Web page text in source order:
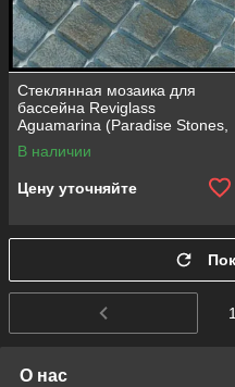
Стеклянная мозаика для
бассейна Reviglass
Aguamarina (Paradise Stones,
цвет - синий-серый)
В наличии
Цену уточняйте
1
О нас